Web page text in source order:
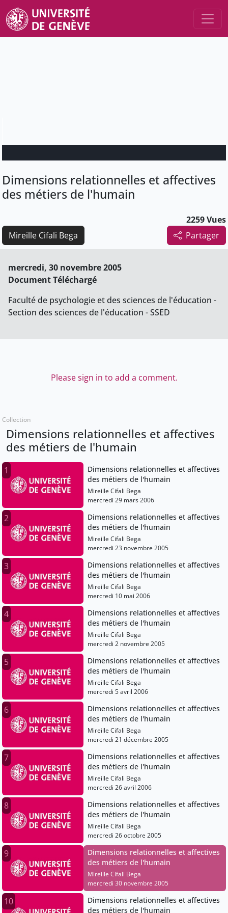
Dimensions relationnelles et affectives
des métiers de l'humain
2259 Vues
Partager
Mireille Cifali Bega
mercredi, 30 novembre 2005
Document Téléchargé
Faculté de psychologie et des sciences de l'éducation -
Section des sciences de l'éducation - SSED
Please sign in to add a comment.
Collection
Dimensions relationnelles et affectives
des métiers de l'humain
1
Dimensions relationnelles et affectives
des métiers de l'humain
Mireille Cifali Bega
mercredi 29 mars 2006
2
Dimensions relationnelles et affectives
des métiers de l'humain
Mireille Cifali Bega
mercredi 23 novembre 2005
3
Dimensions relationnelles et affectives
des métiers de l'humain
Mireille Cifali Bega
mercredi 10 mai 2006
4
Dimensions relationnelles et affectives
des métiers de l'humain
Mireille Cifali Bega
mercredi 2 novembre 2005
5
Dimensions relationnelles et affectives
des métiers de l'humain
Mireille Cifali Bega
mercredi 5 avril 2006
6
Dimensions relationnelles et affectives
des métiers de l'humain
Mireille Cifali Bega
mercredi 21 décembre 2005
7
Dimensions relationnelles et affectives
des métiers de l'humain
Mireille Cifali Bega
mercredi 26 avril 2006
8
Dimensions relationnelles et affectives
des métiers de l'humain
Mireille Cifali Bega
mercredi 26 octobre 2005
9
Dimensions relationnelles et affectives
des métiers de l'humain
Mireille Cifali Bega
mercredi 30 novembre 2005
10
Dimensions relationnelles et affectives
des métiers de l'humain